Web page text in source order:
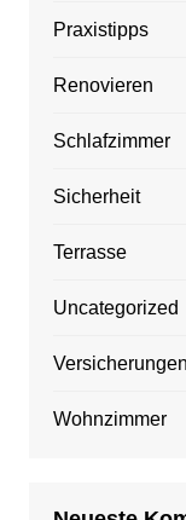
Praxistipps
Renovieren
Schlafzimmer
Sicherheit
Terrasse
Uncategorized
Versicherungen
Wohnzimmer